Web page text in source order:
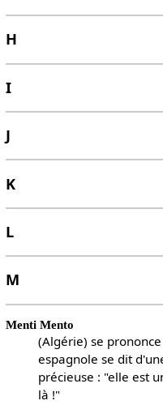
H
I
J
K
L
M
Menti Mento
(Algérie) se
espagnole se dit
précieuse : "elle est
là !"